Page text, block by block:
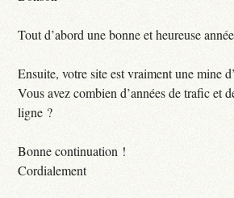
Tout d’abord une bonne et heureuse
Ensuite, votre site est vraiment une mine
Vous avez combien d’années de trafic et
ligne ?
Bonne continuation !
Cordialement